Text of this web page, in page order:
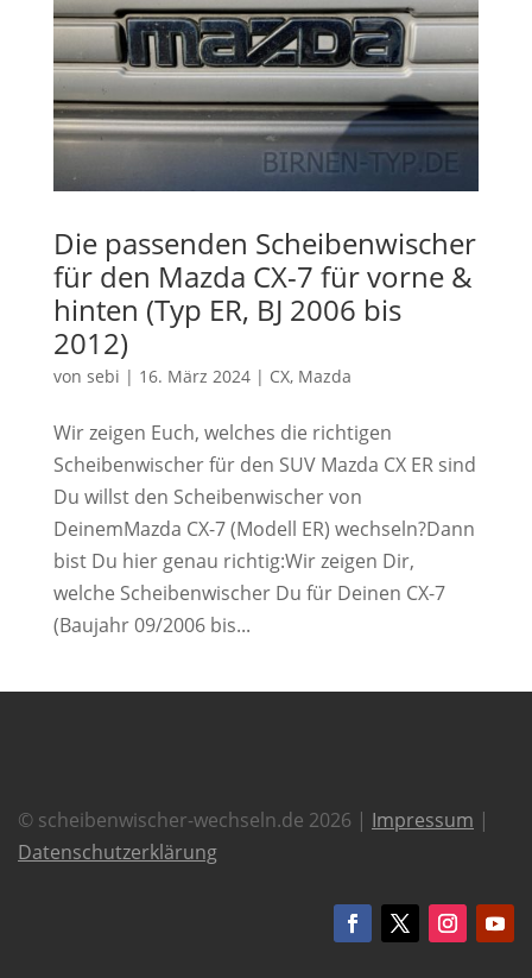
Die passenden Scheibenwischer
für den Mazda CX-7 für vorne &
hinten (Typ ER, BJ 2006 bis
2012)
von sebi | 16. März 2024| CX, Mazda
Wir zeigen Euch, welches die richtigen
Scheibenwischer für den SUV Mazda CX ER sind
Du willst den Scheibenwischer von
DeinemMazda CX-7 (Modell ER) wechseln?Dann
bist Du hier genau richtig:Wir zeigen Dir,
welche Scheibenwischer Du für Deinen CX-7
(Baujahr 09/2006 bis...
© scheibenwischer-wechseln.de 2026 | Impressum |
Datenschutzerklärung